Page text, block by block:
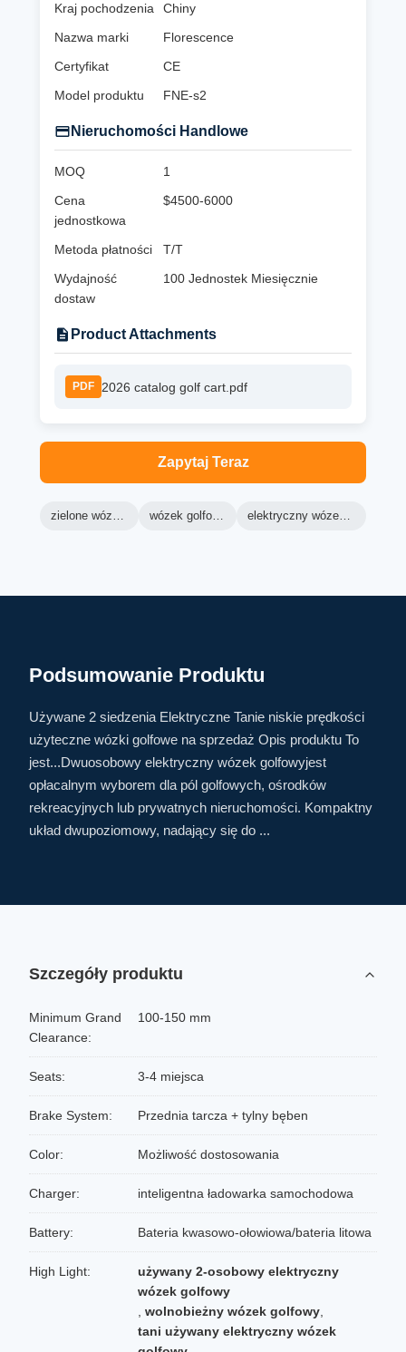
Kraj pochodzenia
Chiny
Nazwa marki
Florescence
Certyfikat
CE
Model produktu
FNE-s2
Nieruchomości Handlowe
MOQ
1
Cena
jednostkowa
$4500-6000
Metoda płatności
T/T
Wydajność
dostaw
100 Jednostek Miesięcznie
Product Attachments
PDF 2026 catalog golf cart.pdf
Zapytaj Teraz
zielone wózki golfowe wózek golfowy ranger elektryczny wózek golfowy lsv
Podsumowanie Produktu
Używane 2 siedzenia Elektryczne Tanie niskie prędkości
użyteczne wózki golfowe na sprzedaż Opis produktu To
jest...Dwuosobowy elektryczny wózek golfowyjest
opłacalnym wyborem dla pól golfowych, ośrodków
rekreacyjnych lub prywatnych nieruchomości. Kompaktny
układ dwupoziomowy, nadający się do ...
Szczegóły produktu
Minimum Grand
Clearance:
100-150 mm
Seats: 3-4 miejsca
Brake System: Przednia tarcza + tylny bęben
Color: Możliwość dostosowania
Charger: inteligentna ładowarka samochodowa
Battery: Bateria kwasowo-ołowiowa/bateria litowa
High Light:
używany 2-osobowy elektryczny
wózek golfowy
wolnobieżny wózek golfowy
tani używany elektryczny wózek